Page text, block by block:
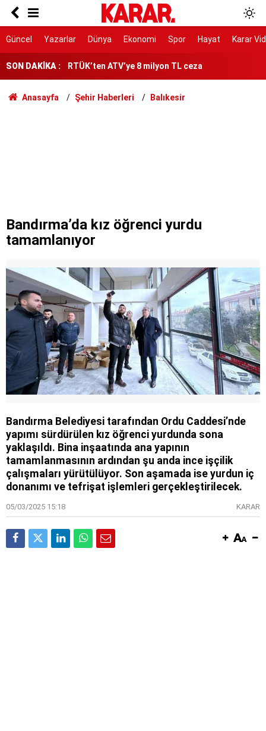
Güncel Yazarlar Dünya Ekonomi Spor Hayat Karar
SON DAKİKA :
Yeni YHT hattı 2028’de hizmete girecek
RTÜK’ten ATV’ye 8 milyon TL ceza
YENİ Parti Manisa İl Başkanı İlksen Özalper
tutuklandı
'Özgürlüğümüz için çerçeve yasaya gerek yok'
Anasayfa Şehir Haberleri Balıkesir
Bandırma’da kız öğrenci yurdu
tamamlanıyor
Bandırma Belediyesi tarafından Ordu Caddesi’nde
yapımı sürdürülen kız öğrenci yurdunda sona
yaklaşıldı. Bina inşaatında ana yapının
tamamlanmasının ardından şu anda ince işçilik
çalışmaları yürütülüyor. Son aşamada ise yurdun iç
donanımı ve tefrişat işlemleri gerçekleştirilecek.
05/03/2025 15:18 KARAR